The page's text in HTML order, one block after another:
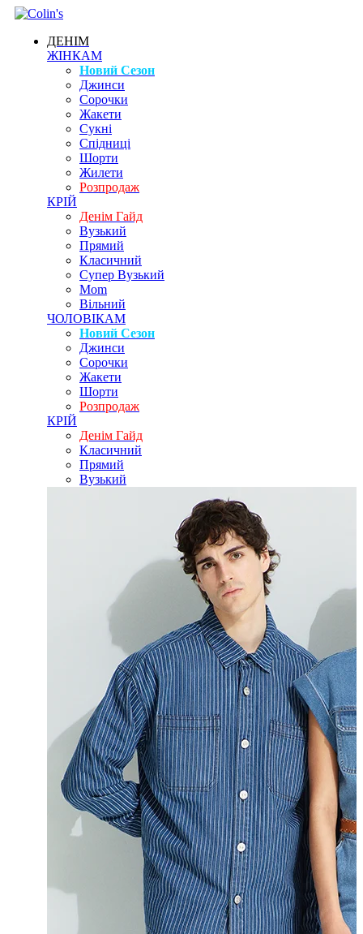
ДЕНІМ
ЖІНКАМ
Новий Сезон
Джинси
Сорочки
Жакети
Сукні
Спідниці
Шорти
Жилети
Розпродаж
КРІЙ
Денім Гайд
Вузький
Прямий
Класичний
Супер Вузький
Mom
Вільний
ЧОЛОВІКАМ
Новий Сезон
Джинси
Сорочки
Жакети
Шорти
Розпродаж
КРІЙ
Денім Гайд
Класичний
Прямий
Вузький